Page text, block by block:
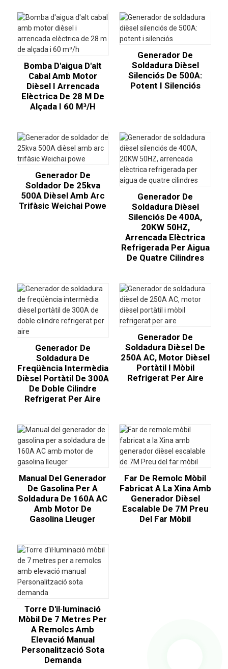
Bomba D'aigua D'alt
Cabal Amb Motor
Dièsel I Arrencada
Elèctrica De 28 M De
Alçada I 60 M³/h
Generador De
Soldadura Dièsel
Silenciós De 500A:
Potent I Silenciós
Generador De
Soldador De 25kva
500A Dièsel Amb Arc
Trifàsic Weichai Powe
Generador De
Soldadura Dièsel
Silenciós De 400A,
20KW 50HZ,
Arrencada Elèctrica
Refrigerada Per Aigua
De Quatre Cilindres
Generador De
Soldadura De
Freqüència Intermèdia
Dièsel Portàtil De 300A
De Doble Cilindre
Refrigerat Per Aire
Generador De
Soldadura Dièsel De
250A AC, Motor Dièsel
Portàtil I Mòbil
Refrigerat Per Aire
Manual Del Generador
De Gasolina Per A
Soldadura De 160A AC
Amb Motor De
Gasolina Lleuger
Far De Remolc Mòbil
Fabricat A La Xina Amb
Generador Dièsel
Escalable De 7M Preu
Del Far Mòbil
Torre D'il·luminació
Mòbil De 7 Metres Per
A Remolcs Amb
Elevació Manual
Personalització Sota
Demanda